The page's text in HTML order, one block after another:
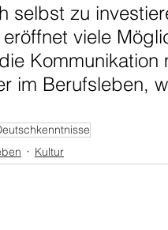
selbst zu
eröffnet viele
im Berufsleben,
Kultur